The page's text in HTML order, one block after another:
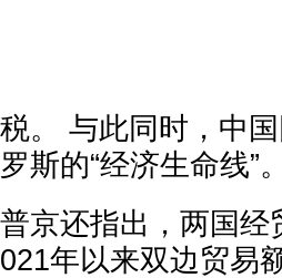
税。 与此同时，中
罗斯的“经济生命线”。
普京还指出，两国
021年以来双边贸易